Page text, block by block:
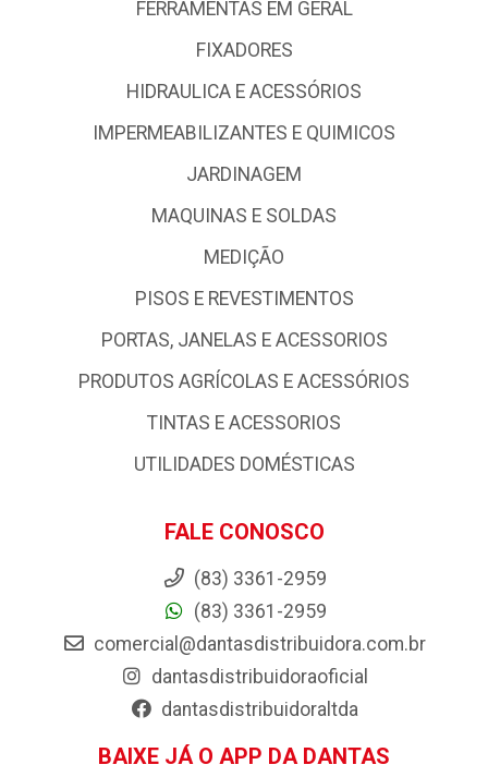
FERRAMENTAS EM GERAL
FIXADORES
HIDRAULICA E ACESSÓRIOS
IMPERMEABILIZANTES E QUIMICOS
JARDINAGEM
MAQUINAS E SOLDAS
MEDIÇÃO
PISOS E REVESTIMENTOS
PORTAS, JANELAS E ACESSORIOS
PRODUTOS AGRÍCOLAS E ACESSÓRIOS
TINTAS E ACESSORIOS
UTILIDADES DOMÉSTICAS
FALE CONOSCO
(83) 3361-2959
(83) 3361-2959
comercial@dantasdistribuidora.com.br
dantasdistribuidoraoficial
dantasdistribuidoraltda
BAIXE JÁ O APP DA DANTAS